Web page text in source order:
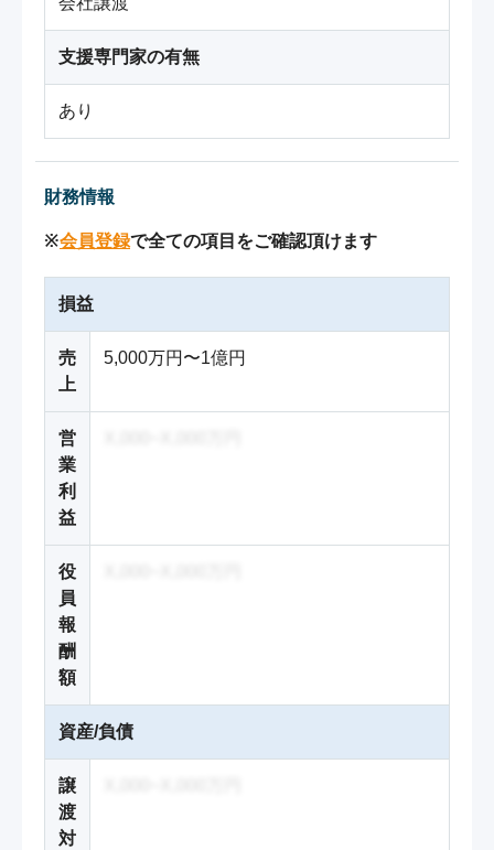
支援専門家の有無
あり
財務情報
※会員登録で全ての項目をご確認頂けます
損益
売
上
5,000万円〜1億円
営
業
利
益
役
員
報
酬
額
資産/負債
譲
渡
対